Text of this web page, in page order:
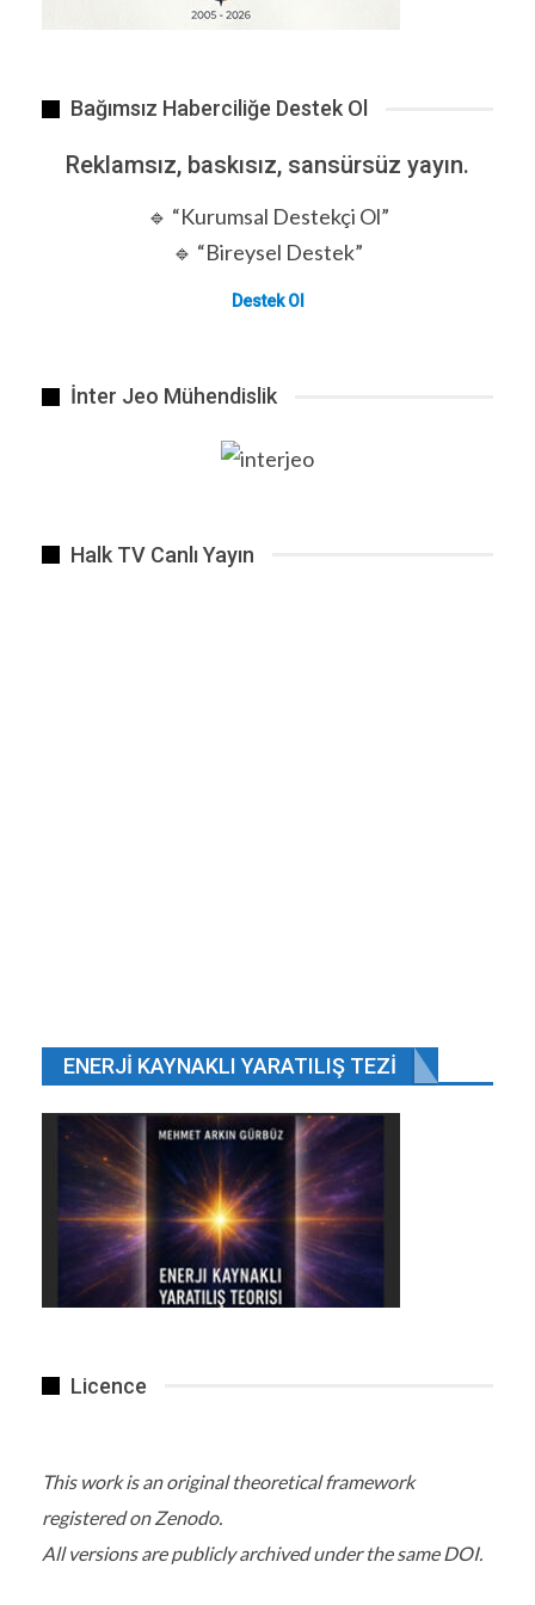
Şu an ne Türkiye’de ne dünyada “ani çöküş”
şey çalışıyor gibi görünüyor, fakat herkes
şirket yatırımda temkinli, devletler karar almada
temkinli, piyasalar beklemede.
Bağımsız Haberciliğe Destek Ol
Reklamsız, baskısız, sansürsüz yayın.
🔹 “Kurumsal Destekçi Ol”
🔹 “Bireysel Destek”
Destek Ol
İnter Jeo Mühendislik
Halk TV Canlı Yayın
ENERJI KAYNAKLI YARATILIŞ TEZI
Licence
This work is an original theoretical framework
registered on Zenodo.
All versions are publicly archived under the same DOI.